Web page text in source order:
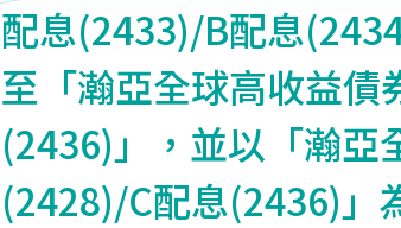
配息(2433)/B配息
至「瀚亞全球高收益
(2436)」，並以「瀚亞
(2428)/C配息(2436)」